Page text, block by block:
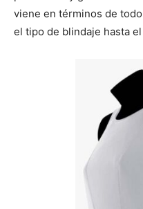
viene en términos de
el tipo de blindaje hasta